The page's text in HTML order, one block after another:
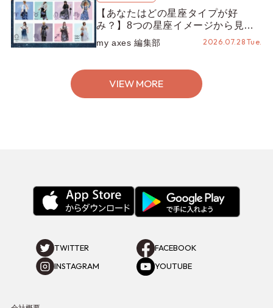
【あなたはどの星座タイプが好
み？】8つの星座イメージから見つ
ける、魅力引き立つスタイリング♡
my axes 編集部 2026.07.28 Tue.
VIEW MORE
TWITTER
FACEBOOK
INSTAGRAM
YOUTUBE